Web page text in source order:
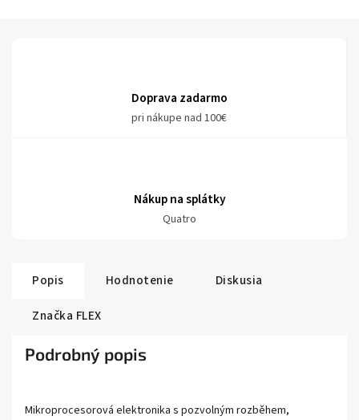
Doprava zadarmo
pri nákupe nad 100€
Nákup na splátky
Quatro
Popis Hodnotenie
Diskusia
Značka FLEX
Podrobný popis
Mikroprocesorová elektronika s pozvolným rozběhem,